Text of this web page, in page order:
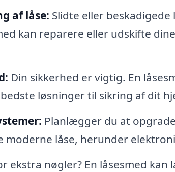
af låse: Slidte eller
kan reparere eller udskifte
Din sikkerhed er vigtig. En
løsninger til sikring af dit
Planlægger du at
moderne låse, herunder
ekstra nøgler? En låsesmed